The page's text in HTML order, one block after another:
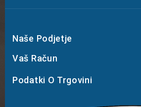
Naše Podjetje
Vaš Račun
Podatki O Trgovini